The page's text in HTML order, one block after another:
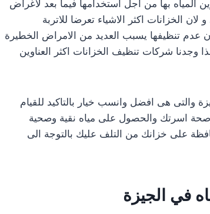
المياه بها من اجل استخدامها فيما بعد لاغراض
الخزانات اكثر الاشياء تعرضا للاتربة
لان عدم تنظيفها يسبب العديد من الامراض الخطيرة
وجدنا شركات تنظيف الخزانات اكثر العناوين
والتى هى افضل وانسب خيار بالتاكيد للقيام
اسرتك والحصول على مياه نقية وصحية
على خزانك من التلف عليك بالتوجة الى
في الجيزة